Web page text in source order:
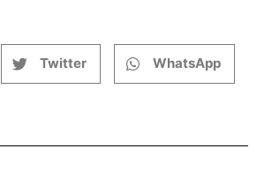
Twitter WhatsApp